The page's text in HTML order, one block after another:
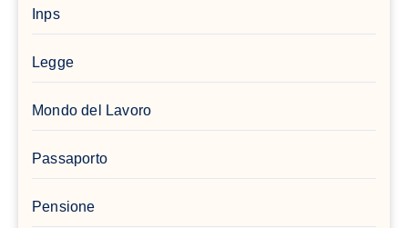
Inps
Legge
Mondo del Lavoro
Passaporto
Pensione